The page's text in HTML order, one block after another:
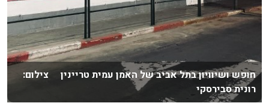
חופש ושיוויון בתל אביב של האמן עמית טריינין צילום:
רונית סבירסקי